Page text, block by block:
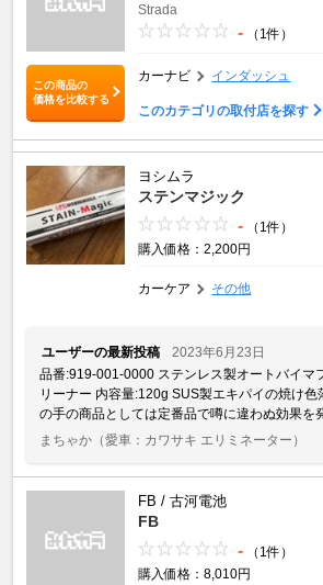
この商品の
価格を比較する
Strada
- （1件）
カーナビ インダッシュ
このカテゴリの取付店を探す
ヨシムラ
ステンマジック
-
（1件）
購入価格：2,200円
カーケア その他
ユーザーの最新投稿
2023年6月23日
品番:919-001-0000 ステンレス製オートバイマ
リーナー 内容量:120g SUS製エキパイの焼け色
の手の商品としては定番品で噂に違わぬ効果を
まちゃか （愛車：カワサキ エリミネーター）
FB / 古河電池
FB
-
（1件）
購入価格：8,010円